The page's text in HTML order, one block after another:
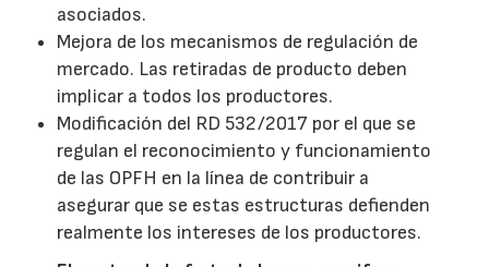
asociados.
Mejora de los mecanismos de regulación de
mercado. Las retiradas de producto deben
implicar a todos los productores.
Modificación del RD 532/2017 por el que se
regulan el reconocimiento y funcionamiento
de las OPFH en la línea de contribuir a
asegurar que se estas estructuras defienden
realmente los intereses de los productores.